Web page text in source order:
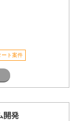
ート案件
開発